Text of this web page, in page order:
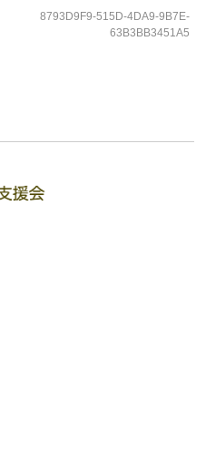
8793D9F9-515D-4DA9-9B7E-
63B3BB3451A5